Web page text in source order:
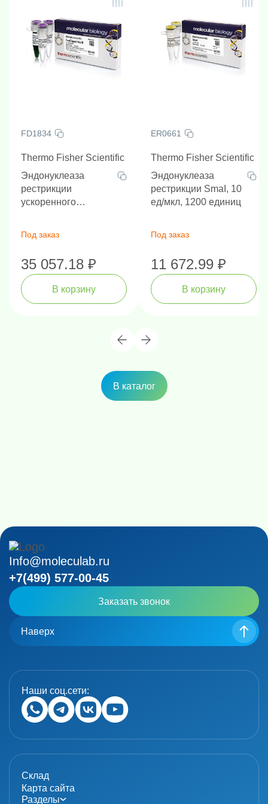
FD1834
Thermo Fisher Scientific
Эндонуклеаза
рестрикции
ускоренного
Под заказ
35 057.18 ₽
В корзину
ER0661
Thermo Fisher Scientific
Эндонуклеаза
рестрикции SmaI, 10
ед/мкл, 1200 единиц
Под заказ
11 672.99 ₽
В корзину
В каталог
Info@moleculab.ru
+7(499) 577-00-45
Заказать звонок
Наверх
Наши соц.сети:
Склад
Карта сайта
Разделы